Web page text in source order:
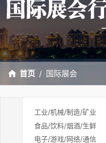
首页 国际展会
工业/机械/制造/矿业
食品/饮料/烟酒/生鲜
电子/游戏/网络/通信